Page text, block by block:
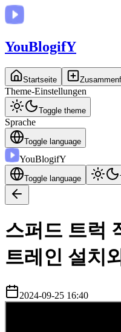
YouBlogifY
Startseite
Theme-Einstellungen
Toggle theme
Sprache
Toggle language
YouBlogifY
Toggle language
스퍼드 트럭
트레인 설치
2024-09-25 16:40